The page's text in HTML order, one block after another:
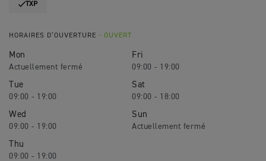
TXP
HORAIRES D’OUVERTURE - OUVERT
Mon
Tue
09:00 - 19:00
Wed
09:00 - 19:00
Thu
09:00 - 19:00
Fri
09:00 - 19:00
Sat
09:00 - 18:00
Sun